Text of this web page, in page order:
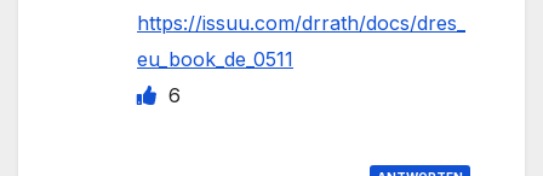
https://issuu.com/drrath/docs/dres_
eu_book_de_0511
6